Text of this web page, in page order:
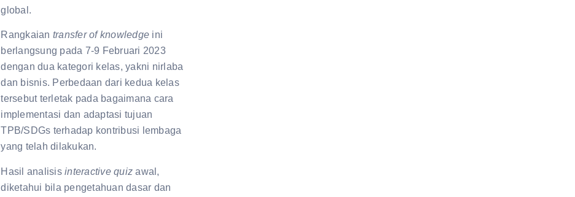
global.
Rangkaian transfer of knowledge ini
berlangsung pada 7-9 Februari 2023
dengan dua kategori kelas, yakni nirlaba
dan bisnis. Perbedaan dari kedua kelas
tersebut terletak pada bagaimana cara
implementasi dan adaptasi tujuan
TPB/SDGs terhadap kontribusi lembaga
yang telah dilakukan.
Hasil analisisinteractive quiz awal,
diketahui bila pengetahuan dasar dan